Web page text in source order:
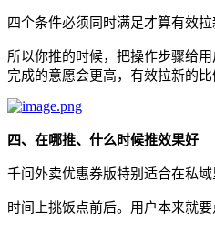
四个条件必须同时满足才算有效
所以你推的时候，把操作步骤给
完成的意愿会更高，有效拉新的比
四、在哪推、什么时候推效果好
千问外卖优惠券版特别适合在私
时间上挑饭点前后。用户本来就